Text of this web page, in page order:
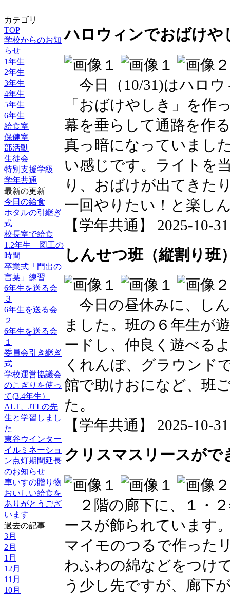
カテゴリ
TOP
学校からのお知
らせ
1年生
2年生
3年生
4年生
5年生
6年生
給食室
保健室
部活動
生徒会
特別支援学級
学年共通
最新の更新
今日の給食
ホタルの引継ぎ
式
校長室で給食
1.2年生 図工の
時間
卒業式「門出の
言葉」練習
6年生を送る会
３
6年生を送る会
２
6年生を送る会
１
委員会引き継ぎ
式
学校運営協議会
のこぎりを使っ
て(3.4年生）
ALT、JTLの先
生と学習しまし
た
東谷ウインター
イルミネーショ
ン点灯期間延長
のお知らせ
車いすの贈り物
おいしい給食を
ありがとうござ
います
過去の記事
3月
2月
1月
12月
11月
10月
ハロウィンでおばけや
今日（10/31)はハロウ
「おばけやしき」を作
幕を垂らして通路を作
真っ暗になっていまし
い感じです。ライトを
り、おばけが出てきた
一回やりたい！と楽し
【学年共通】 2025-10-
しんせつ班（縦割り班
今日の昼休みに、し
ました。班の６年生が
ードし、仲良く遊べる
くれんぼ、グラウンド
館で助けおになど、班
た。
【学年共通】 2025-10-
クリスマスリースがで
２階の廊下に、１・
ースが飾られています
マイモのつるで作った
わふわの綿などをつけ
う少し先ですが、廊下